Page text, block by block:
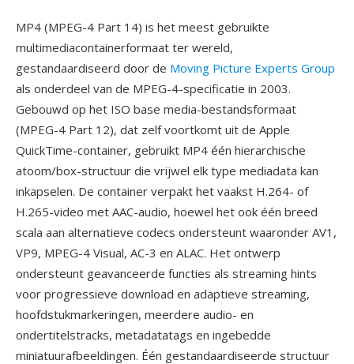
MP4 (MPEG-4 Part 14) is het meest gebruikte
multimediacontainerformaat ter wereld,
gestandaardiseerd door de Moving Picture Experts Group
als onderdeel van de MPEG-4-specificatie in 2003.
Gebouwd op het ISO base media-bestandsformaat
(MPEG-4 Part 12), dat zelf voortkomt uit de Apple
QuickTime-container, gebruikt MP4 één hierarchische
atoom/box-structuur die vrijwel elk type mediadata kan
inkapselen. De container verpakt het vaakst H.264- of
H.265-video met AAC-audio, hoewel het ook één breed
scala aan alternatieve codecs ondersteunt waaronder AV1,
VP9, MPEG-4 Visual, AC-3 en ALAC. Het ontwerp
ondersteunt geavanceerde functies als streaming hints
voor progressieve download en adaptieve streaming,
hoofdstukmarkeringen, meerdere audio- en
ondertitelstracks, metadatatags en ingebedde
miniatuurafbeeldingen. Één gestandaardiseerde structuur